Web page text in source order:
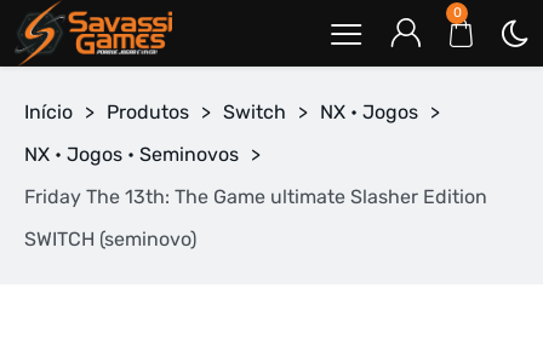
0
Início > Produtos > Switch > NX • Jogos >
NX • Jogos • Seminovos >
Friday The 13th: The Game ultimate Slasher Edition
SWITCH (seminovo)